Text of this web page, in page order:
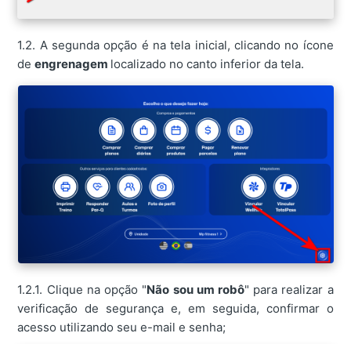
1.2. A segunda opção é na tela inicial, clicando no ícone
deengrenagem localizado no canto inferior da tela.
1.2.1. Clique na opção "Não sou um robô" para realizar a
verificação de segurança e, em seguida, confirmar o
acesso utilizando seu e-mail e senha;